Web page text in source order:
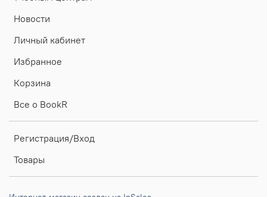
Новости
Личный кабинет
Избранное
Корзина
Все о BookR
Регистрация/Вход
Товары